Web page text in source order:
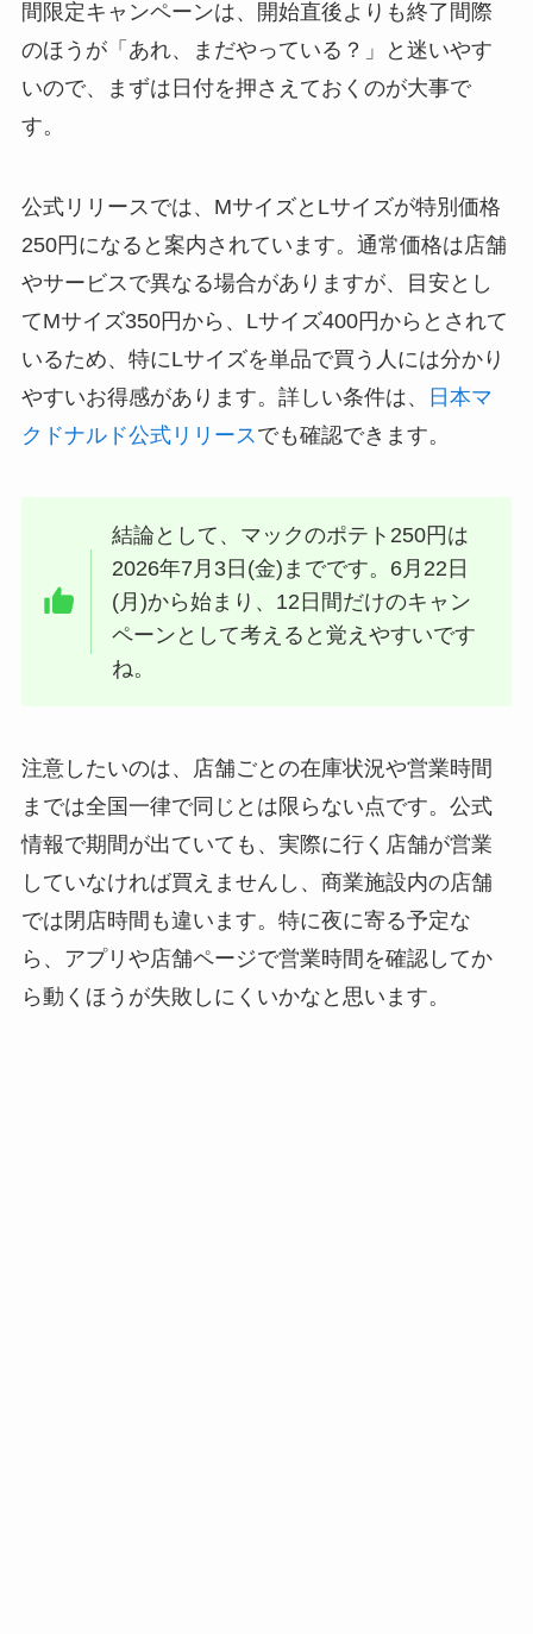
間限定キャンペーンは、開始直後よりも終了間際
のほうが「あれ、まだやっている？」と迷いやす
いので、まずは日付を押さえておくのが大事で
す。
公式リリースでは、MサイズとLサイズが特別価格
250円になると案内されています。通常価格は店舗
やサービスで異なる場合がありますが、目安とし
てMサイズ350円から、Lサイズ400円からとされて
いるため、特にLサイズを単品で買う人には分かり
やすいお得感があります。詳しい条件は、
日本マ
クドナルド公式リリースでも確認できます。
結論として、マックのポテト250円は
2026年7月3日(金)までです。6月22日
(月)から始まり、12日間だけのキャン
ペーンとして考えると覚えやすいです
ね。
注意したいのは、店舗ごとの在庫状況や営業時間
までは全国一律で同じとは限らない点です。公式
情報で期間が出ていても、実際に行く店舗が営業
していなければ買えませんし、商業施設内の店舗
では閉店時間も違います。特に夜に寄る予定な
ら、アプリや店舗ページで営業時間を確認してか
ら動くほうが失敗しにくいかなと思います。